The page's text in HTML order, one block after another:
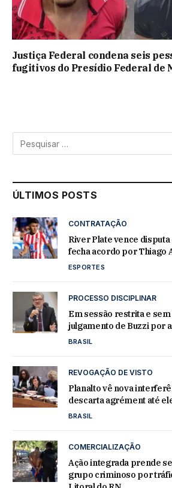
Justiça Federal condena seis
fugitivos do Presídio Federal de
ÚLTIMOS POSTS
CONTRATAÇÃO
River Plate vence
fecha acordo por Thiago
ESPORTES
PROCESSO DISCIPLINAR
Em sessão restrita e
julgamento de Buzzi por
BRASIL
REVOGAÇÃO DE VISTO
Planalto vê nova
descarta agrément até
BRASIL
COMERCIALIZAÇÃO
Ação integrada prende
grupo criminoso por